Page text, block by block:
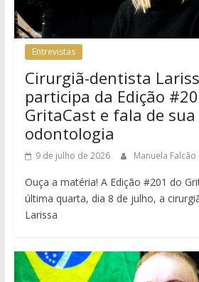
Entrevistas
Cirurgiã-dentista
participa da Edição
GritaCast e fala de
odontologia
9 de julho de 2026 Manuela Falcão
Ouça a matéria! A Edição #201 do
última quarta, dia 8 de julho, a
Larissa